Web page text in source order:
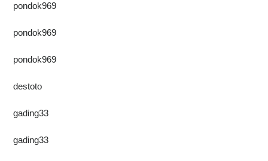
pondok969
pondok969
pondok969
destoto
gading33
gading33